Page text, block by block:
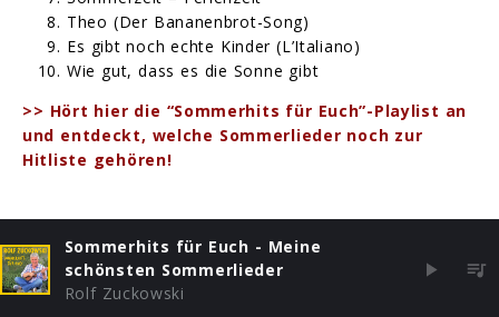
Theo (Der Bananenbrot-Song)
Es gibt noch echte Kinder (L’Italiano)
Wie gut, dass es die Sonne gibt
>> Hört hier die “Sommerhits für Euch”-Playlist an
und entdeckt, welche Sommerlieder noch zur
Hitliste gehören!
Sommerhits für Euch - Meine
schönsten Sommerlieder
Rolf Zuckowski